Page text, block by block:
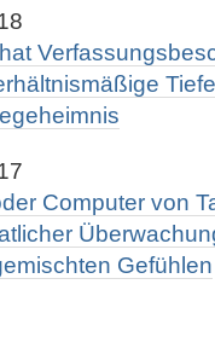
Computer von
Gefühlen